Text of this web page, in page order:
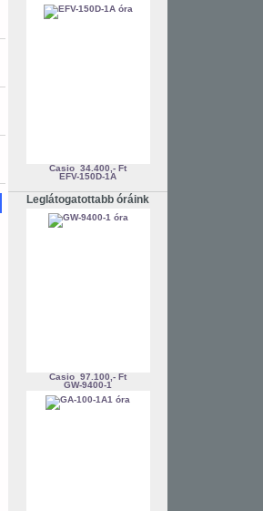
Casio 34.400,- Ft
EFV-150D-1A
Leglátogatottabb óráink
Casio 97.100,- Ft
GW-9400-1